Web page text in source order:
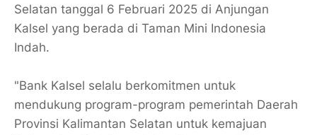
Selatan tanggal 6 Februari 2025 di Anjungan
Kalsel yang berada di Taman Mini Indonesia
Indah.
"Bank Kalsel selalu berkomitmen untuk
mendukung program-program pemerintah Daerah
Provinsi Kalimantan Selatan untuk kemajuan